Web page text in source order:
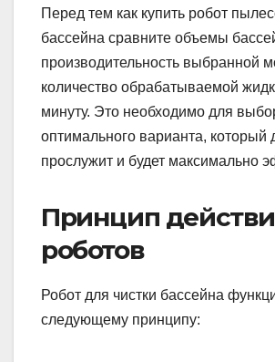
Перед тем как купить робот
бассейна сравните объемы
производительность выбранной
количество обрабатываемой
минуту. Это необходимо для
оптимального варианта, который
прослужит и будет максимально
Принцип
роботов
Робот для чистки бассейна
следующему принципу: